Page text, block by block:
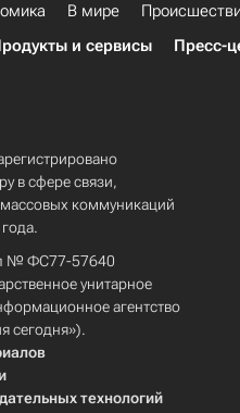
В мире
и сервисы Пресс-
в сфере связи,
коммуникаций
№ ФС77-57640
унитарное
агентство
сегодня»).
технологий